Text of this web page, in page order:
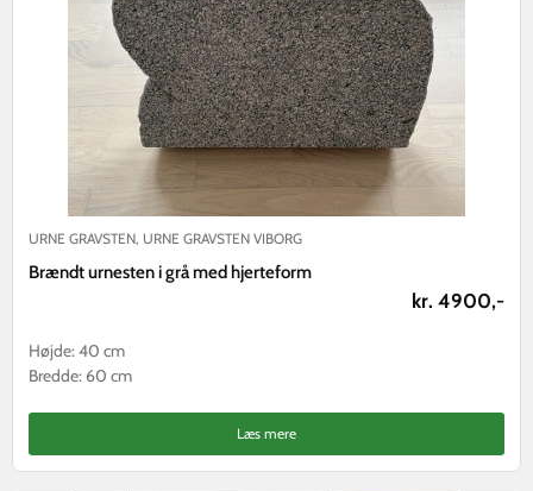
URNE GRAVSTEN, URNE GRAVSTEN VIBORG
Brændt urnesten i grå med hjerteform
kr. 4900,-
Højde: 40 cm
Bredde: 60 cm
Læs mere